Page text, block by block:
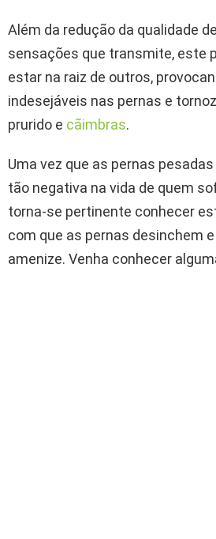
Além da redução da qualidade
sensações que transmite, este
estar na raiz de outros,
indesejáveis nas pernas e
prurido e cãimbras.
Uma vez que as pernas
tão negativa na vida de quem
torna-se pertinente conhecer
com que as pernas desinchem
amenize. Venha conhecer